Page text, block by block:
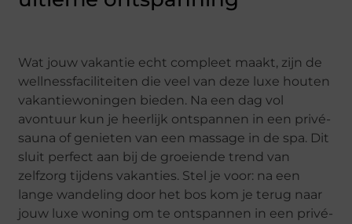
Wat jouw vakantie echt compleet maakt, zijn de
wellnessfaciliteiten die veel van deze luxe houten
vakantiewoningen bieden. Na een dag vol
avontuur kun je heerlijk ontspannen in een privé-
sauna of genieten van een massage in de spa. Dit
sluit perfect aan bij de groeiende trend van
zelfzorg tijdens vakanties. Stel je voor: na een
lange wandeling door het bos kom je terug naar
jouw luxe woning om te ontspannen in een privé-